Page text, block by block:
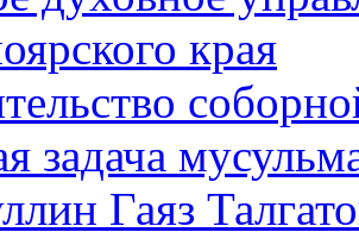
края
задача
Гаяз